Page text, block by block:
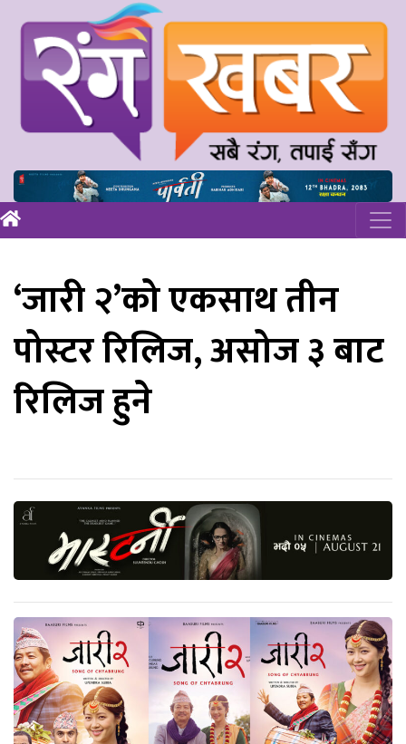
‘जारी २’को एकसाथ तीन
पोस्टर रिलिज, असोज ३ बाट
रिलिज हुने